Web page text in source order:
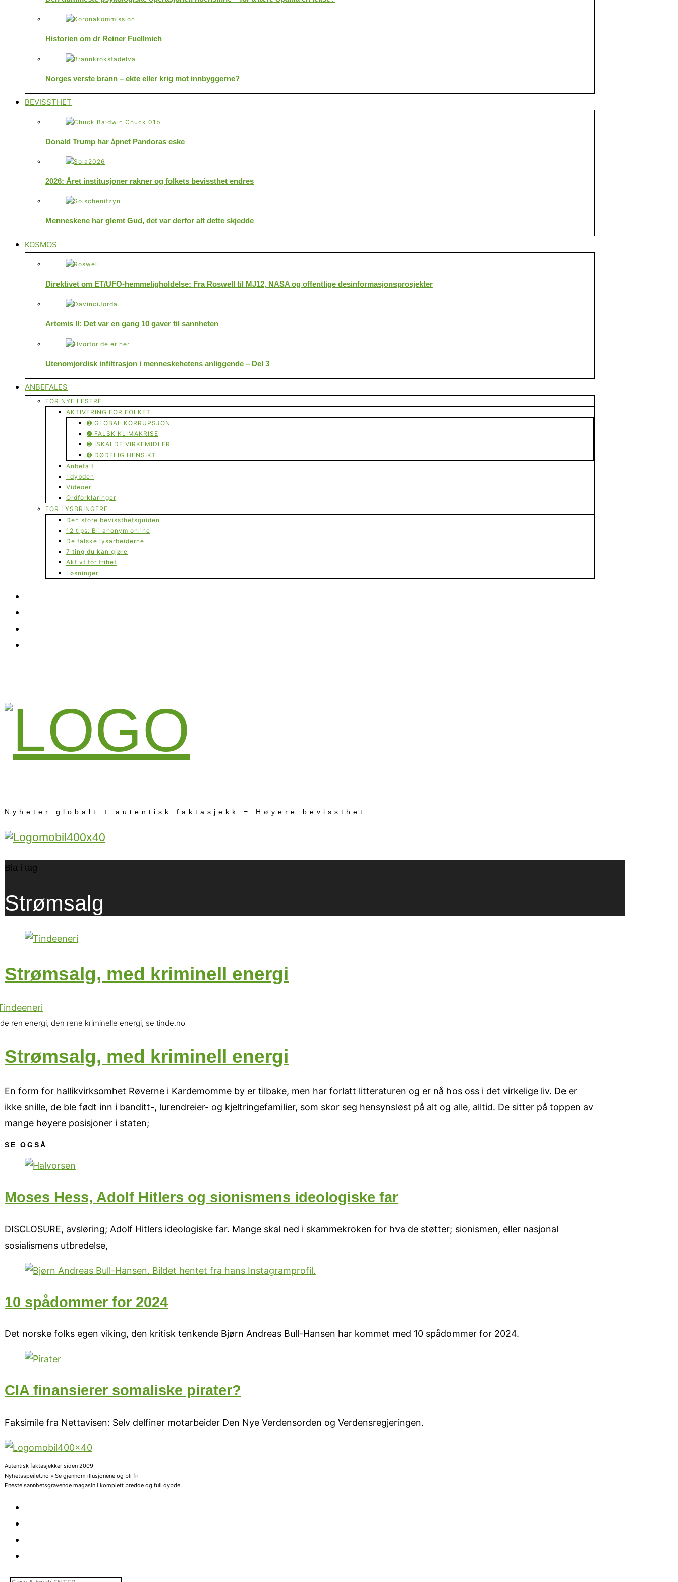
Historien om dr Reiner Fuellmich
Norges verste brann – ekte eller krig mot innbyggerne?
BEVISSTHET
Donald Trump har åpnet Pandoras eske
2026: Året institusjoner rakner og folkets bevissthet endres
Menneskene har glemt Gud, det var derfor alt dette skjedde
KOSMOS
Direktivet om ET/UFO-hemmeligholdelse: Fra Roswell til MJ12, NASA og offentlige desinformasjonsprosjekter
Artemis II: Det var en gang 10 gaver til sannheten
Utenomjordisk infiltrasjon i menneskehetens anliggende – Del 3
ANBEFALES
FOR NYE LESERE
AKTIVERING FOR FOLKET
➊ GLOBAL KORRUPSJON
➋ FALSK KLIMAKRISE
➌ ISKALDE VIRKEMIDLER
➍ DØDELIG HENSIKT
Anbefalt
I dybden
Videoer
Ordforklaringer
FOR LYSBRINGERE
Den store bevissthetsguiden
12 tips: Bli anonym online
De falske lysarbeiderne
7 ting du kan gjøre
Aktivt for frihet
Løsninger
Nyheter globalt + autentisk faktasjekk = Høyere bevissthet
Bla i tag
Strømsalg
Strømsalg, med kriminell energi
ren energi, den rene kriminelle energi, se tinde.no
Strømsalg, med kriminell energi
En form for hallikvirksomhet Røverne i Kardemomme by er tilbake, men har forlatt litteraturen og er nå hos oss i det virkelige liv. De er
ikke snille, de ble født inn i banditt-, lurendreier- og kjeltringefamilier, som skor seg hensynsløst på alt og alle, alltid. De sitter på toppen av
mange høyere posisjoner i staten;
SE OGSÅ
Moses Hess, Adolf Hitlers og sionismens ideologiske far
DISCLOSURE, avsløring; Adolf Hitlers ideologiske far. Mange skal ned i skammekroken for hva de støtter; sionismen, eller nasjonal
sosialismens utbredelse,
10 spådommer for 2024
Det norske folks egen viking, den kritisk tenkende Bjørn Andreas Bull-Hansen har kommet med 10 spådommer for 2024.
CIA finansierer somaliske pirater?
Faksimile fra Nettavisen: Selv delfiner motarbeider Den Nye Verdensorden og Verdensregjeringen.
Autentisk faktasjekker siden 2009
Nyhetsspeilet.no » Se gjennom illusjonene og bli fri
Eneste sannhetsgravende magasin i komplett bredde og full dybde